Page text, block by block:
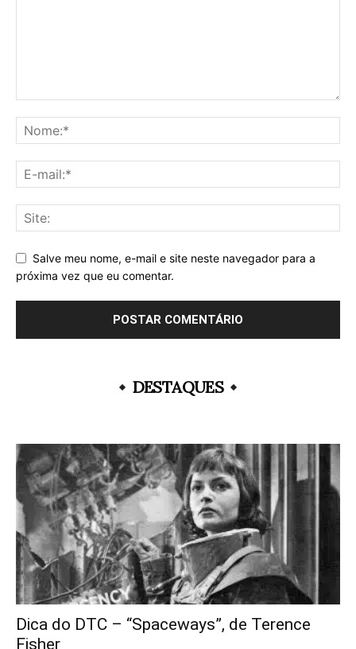
Salve meu nome, e-mail e site neste navegador para a
próxima vez que eu comentar.
DESTAQUES
Dica do DTC – “Spaceways”, de Terence
Fisher